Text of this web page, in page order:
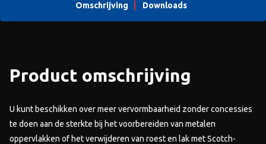
Omschrijving Downloads
Product omschrijving
U kunt beschikken over meer vervormbaarheid zonder concessies
te doen aan de sterkte bij het voorbereiden van metalen
oppervlakken of het verwijderen van roest en lak met Scotch-